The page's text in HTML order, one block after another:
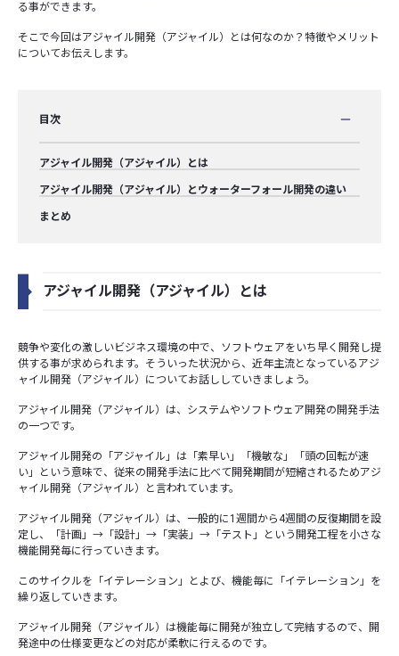
る事ができます。
そこで今回はアジャイル開発（アジャイル）とは何なのか？特徴やメリット
についてお伝えします。
目次
アジャイル開発（アジャイル）とは
アジャイル開発（アジャイル）とウォーターフォール開発の違い
まとめ
アジャイル開発（アジャイル）とは
競争や変化の激しいビジネス環境の中で、ソフトウェアをいち早く開発し提
供する事が求められます。そういった状況から、近年主流となっているアジ
ャイル開発（アジャイル）についてお話ししていきましょう。
アジャイル開発（アジャイル）は、システムやソフトウェア開発の開発手法
の一つです。
アジャイル開発の「アジャイル」は「素早い」「機敏な」「頭の回転が速
い」という意味で、従来の開発手法に比べて開発期間が短縮されるためアジ
ャイル開発（アジャイル）と言われています。
アジャイル開発（アジャイル）は、一般的に1週間から4週間の反復期間を設
定し、「計画」→「設計」→「実装」→「テスト」という開発工程を小さな
機能開発毎に行っていきます。
このサイクルを「イテレーション」とよび、機能毎に「イテレーション」を
繰り返していきます。
アジャイル開発（アジャイル）は機能毎に開発が独立して完結するので、開
発途中の仕様変更などの対応が柔軟に行えるのです。